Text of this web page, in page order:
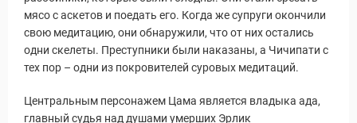
мясо с аскетов и поедать его. Когда же супруги окончили
свою медитацию, они обнаружили, что от них остались
одни скелеты. Преступники были наказаны, а Чичипати с
тех пор – одни из покровителей суровых медитаций.
Центральным персонажем Цама является владыка ада,
главный судья над душами умерших Эрлик